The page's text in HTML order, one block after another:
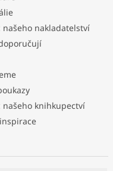
našeho nakladatelství
našeho knihkupectví